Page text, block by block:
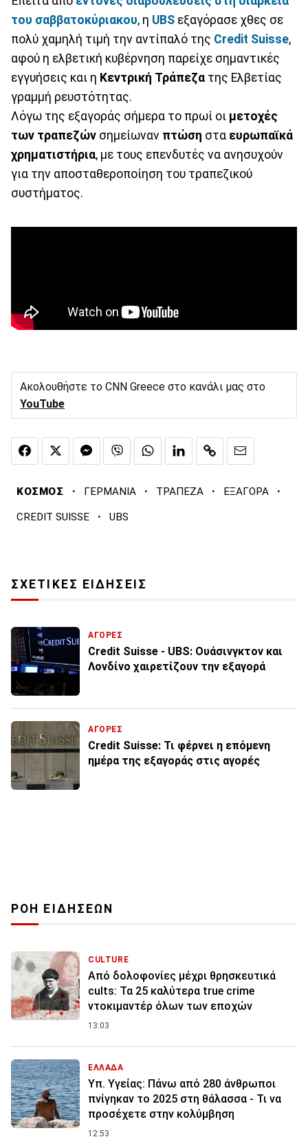
του σαββατοκύριακου, η UBS εξαγόρασε χθες σε
πολύ χαμηλή τιμή την αντίπαλό της Credit Suisse,
αφού η ελβετική κυβέρνηση παρείχε σημαντικές
εγγυήσεις και η Κεντρική Τράπεζα της Ελβετίας
γραμμή ρευστότητας.
Λόγω της εξαγοράς σήμερα το πρωί οι μετοχές
των τραπεζών σημείωναν πτώση στα ευρωπαϊκά
χρηματιστήρια, με τους επενδυτές να ανησυχούν
για την αποσταθεροποίηση του τραπεζικού
συστήματος.
Ακολουθήστε το CNN Greece στο κανάλι μας στο
YouTube
ΚΟΣΜΟΣ · ΓΕΡΜΑΝΙΑ · ΤΡΑΠΕΖΑ · ΕΞΑΓΟΡΑ ·
CREDIT SUISSE · UBS
ΣΧΕΤΙΚΕΣ ΕΙΔΗΣΕΙΣ
ΑΓΟΡΕΣ
Credit Suisse - UBS: Ουάσινγκτον και
Λονδίνο χαιρετίζουν την εξαγορά
ΑΓΟΡΕΣ
Credit Suisse: Τι φέρνει η επόμενη
ημέρα της εξαγοράς στις αγορές
ΡΟΗ ΕΙΔΗΣΕΩΝ
CULTURE
Από δολοφονίες μέχρι θρησκευτικά
cults: Τα 25 καλύτερα true crime
ντοκιμαντέρ όλων των εποχών
13:03
ΕΛΛΑΔΑ
Υπ. Υγείας: Πάνω από 280 άνθρωποι
πνίγηκαν το 2025 στη θάλασσα - Τι να
προσέχετε στην κολύμβηση
12:53